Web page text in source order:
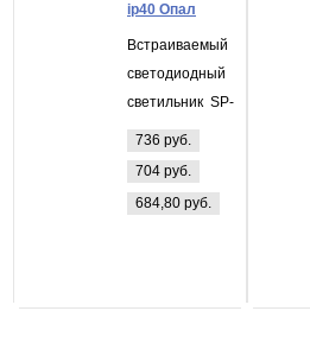
ip40 Опал
Встраиваемый
светодиодный
светильник SP-
PLT600NV 3200
Лм 36W/6500K
ip40 Опал
736 руб.
704 руб.
684,80 руб.